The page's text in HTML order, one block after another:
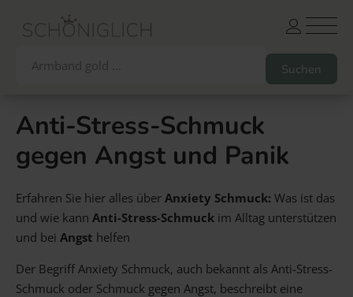
Armbänder
Partnerarmbänder
Schlüsselanhänger
Gesamtes Sortiment
Damen Herren Paare Freunde
Kinder
Allergiker
Trauernde Unternehmen mehr…
Anti-Stress-Schmuck
gegen Angst und Panik
Erfahren Sie hier alles über Anxiety Schmuck: Was ist das
und wie kann Anti-Stress-Schmuck im Alltag unterstützen
und bei Angst helfen
Der Begriff Anxiety Schmuck, auch bekannt als Anti-Stress-
Schmuck oder Schmuck gegen Angst, beschreibt eine